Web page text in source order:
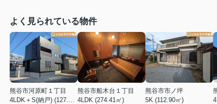
よく見られている物件
熊谷市河原町１丁目
4LDK＋S(納戸) (127.30㎡)
熊谷市船木台１丁目
4LDK (274.41㎡)
熊谷市市ノ坪
5K (112.90㎡)